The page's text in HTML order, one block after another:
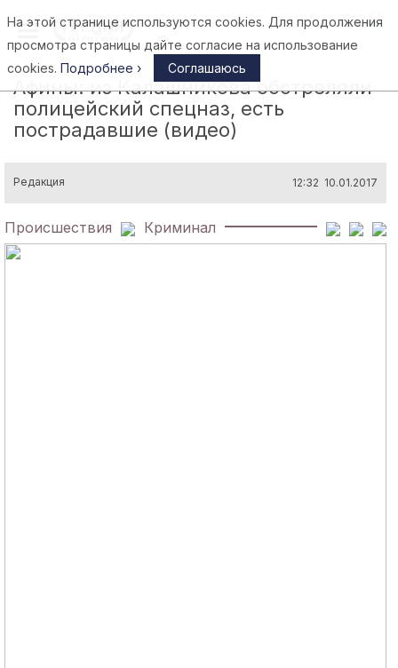
Афины
Афины: из Калашникова обстреляли
полицейский спецназ, есть
пострадавшие (видео)
Редакция 12:32 10.01.2017
Происшествия Криминал
На этой странице используются cookies. Для продолжения
просмотра страницы дайте согласие на использование
cookies. Подробнее › Соглашаюсь